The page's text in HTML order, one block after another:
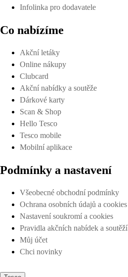
Infolinka pro dodavatele
Co nabízíme
Akční letáky
Online nákupy
Clubcard
Akční nabídky a soutěže
Dárkové karty
Scan & Shop
Hello Tesco
Tesco mobile
Mobilní aplikace
Podmínky a nastavení
Všeobecné obchodní podmínky
Ochrana osobních údajů a cookies
Nastavení soukromí a cookies
Pravidla akčních nabídek a soutěží
Můj účet
Chci novinky